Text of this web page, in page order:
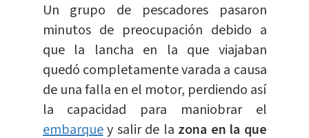
Un grupo de pescadores pasaron
minutos de preocupación debido a
que la lancha en la que viajaban
quedó completamente varada a causa
de una falla en el motor, perdiendo así
la capacidad para maniobrar el
embarquey salir de la zona en la que